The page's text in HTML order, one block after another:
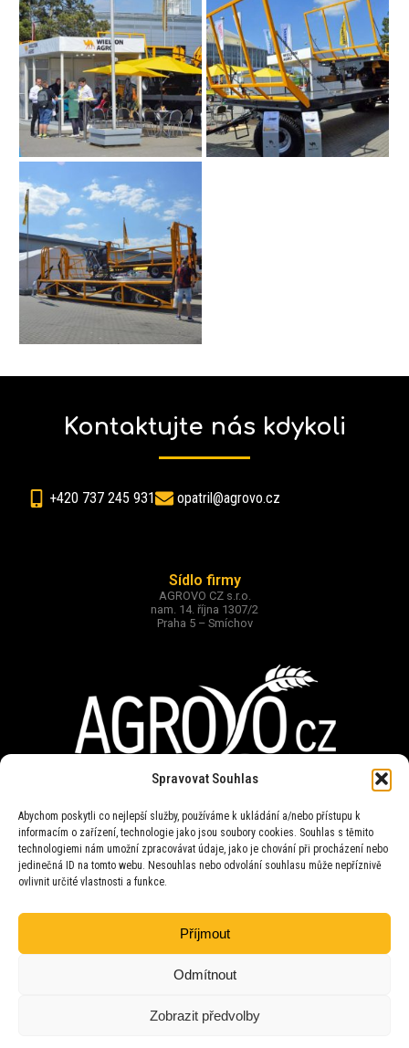
Spravovat Souhlas
Abychom poskytli co nejlepší služby, používáme k ukládání a/nebo přístupu k
informacím o zařízení, technologie jako jsou soubory cookies. Souhlas s těmito
technologiemi nám umožní zpracovávat údaje, jako je chování při procházení nebo
jedinečná ID na tomto webu. Nesouhlas nebo odvolání souhlasu může nepříznivě
ovlivnit určité vlastnosti a funkce.
Příjmout
Odmítnout
Zobrazit předvolby
Kontaktujte nás kdykoli
+420 737 245 931 opatril@agrovo.cz
Sídlo firmy
AGROVO CZ s.r.o.
nam. 14. října 1307/2
Praha 5 – Smíchov
Provozovna
AGROVO CZ s.r.o.
747 51 Stěbořice 168
okr. Opava
Technika pro zemědělskou
přepravu